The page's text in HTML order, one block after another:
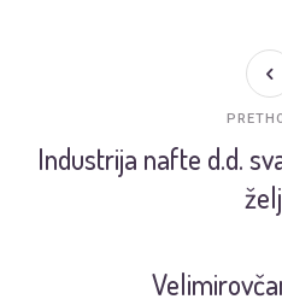
Industrija nafte d.d.